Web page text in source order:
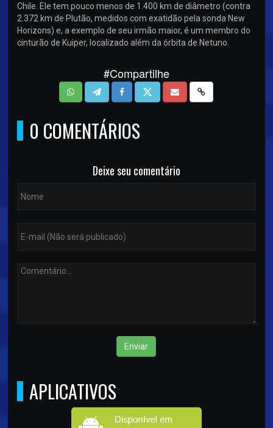
Chile. Ele tem pouco menos de 1.400 km de diâmetro (contra
2.372 km de Plutão, medidos com exatidão pela sonda New
Horizons) e, a exemplo de seu irmão maior, é um membro do
cinturão de Kuiper, localizado além da órbita de Netuno.
#Compartilhe
0 COMENTÁRIOS
Deixe seu comentário
Enviar
APLICATIVOS